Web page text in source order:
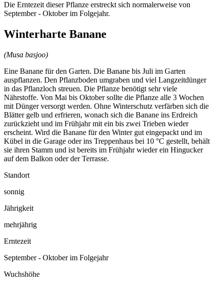
Die Erntezeit dieser Pflanze erstreckt sich normalerweise von
September - Oktober im Folgejahr.
Winterharte Banane
(Musa basjoo)
Eine Banane für den Garten. Die Banane bis Juli im Garten
auspflanzen. Den Pflanzboden umgraben und viel Langzeitdünger
in das Pflanzloch streuen. Die Pflanze benötigt sehr viele
Nährstoffe. Von Mai bis Oktober sollte die Pflanze alle 3 Wochen
mit Dünger versorgt werden. Ohne Winterschutz verfärben sich die
Blätter gelb und erfrieren, wonach sich die Banane ins Erdreich
zurückzieht und im Frühjahr mit ein bis zwei Trieben wieder
erscheint. Wird die Banane für den Winter gut eingepackt und im
Kübel in die Garage oder ins Treppenhaus bei 10 °C gestellt, behält
sie ihren Stamm und ist bereits im Frühjahr wieder ein Hingucker
auf dem Balkon oder der Terrasse.
Standort
sonnig
Jährigkeit
mehrjährig
Erntezeit
September - Oktober im Folgejahr
Wuchshöhe